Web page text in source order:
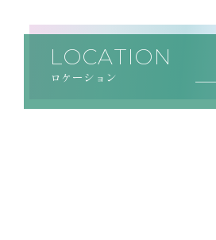
LOCATION
ロケーション